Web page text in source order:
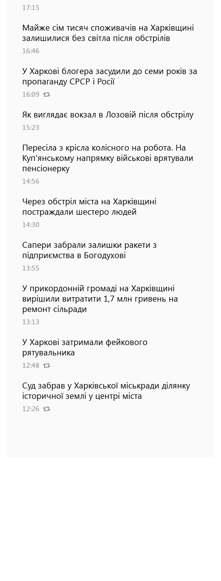
17:15
Майже сім тисяч споживачів на Харківщині
залишилися без світла після обстрілів
16:46
У Харкові блогера засудили до семи років за
пропаганду СРСР і Росії
16:09
Як виглядає вокзал в Лозовій після обстрілу
15:23
Пересіла з крісла колісного на робота. На
Куп'янському напрямку військові врятували
пенсіонерку
14:56
Через обстріл міста на Харківщині
постраждали шестеро людей
14:30
Сапери забрали залишки ракети з
підприємства в Богодухові
13:55
У прикордонній громаді на Харківщині
вирішили витратити 1,7 млн гривень на
ремонт сільради
13:13
У Харкові затримали фейкового
рятувальника
12:48
Суд забрав у Харківської міськради ділянку
історичної землі у центрі міста
12:26